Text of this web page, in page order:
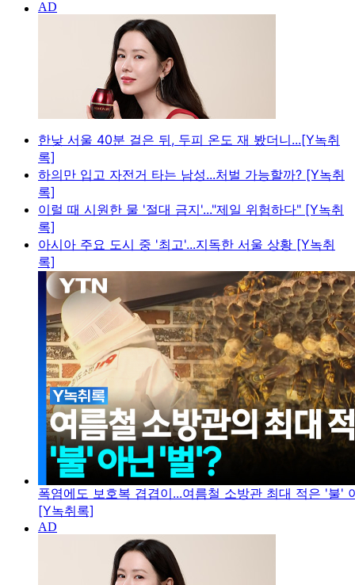
한낮 서울 40분 걸은 뒤, 두피 온도 재 봤더니...[Y녹취
록]
하의만 입고 자전거 타는 남성...처벌 가능할까? [Y녹취
록]
이럴 때 시원한 물 '절대 금지'..."제일 위험하다" [Y녹취
록]
아시아 주요 도시 중 '최고'...지독한 서울 상황 [Y녹취
록]
폭염에도 보호복 겹겹이...여름철 소방관 최대 적은 '불'
[Y녹취록]